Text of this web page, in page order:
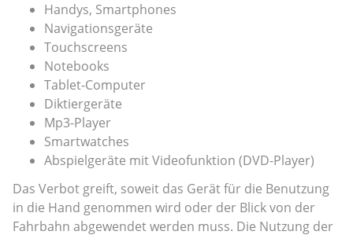
Handys, Smartphones
Navigationsgeräte
Touchscreens
Notebooks
Tablet-Computer
Diktiergeräte
Mp3-Player
Smartwatches
Abspielgeräte mit Videofunktion (DVD-Player)
Das Verbot greift, soweit das Gerät für die Benutzung
in die Hand genommen wird oder der Blick von der
Fahrbahn abgewendet werden muss. Die Nutzung der